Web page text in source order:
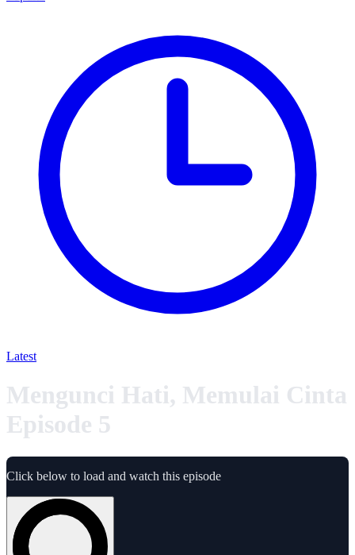
Latest
Mengunci Hati, Memulai Cinta
Episode 5
Click below to load and watch this episode